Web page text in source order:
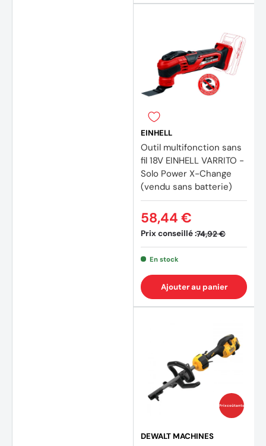
EINHELL
Outil multifonction sans
fil 18V EINHELL VARRITO -
Solo Power X-Change
(vendu sans batterie)
Prix conseillé :74,92 €
58,44 €
En stock
Ajouter au panier
Prix coûtants
DEWALT MACHINES